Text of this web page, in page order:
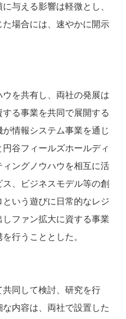
与える影響は軽微とし、
場合には、速やかに開示
を共有し、両社の発展は
る事業を共同で展開する
情報システム事業を通じ
谷フィールズホールディ
ングノウハウを相互に活
、ビジネスモデル等の創
いう遊びに日常的なレジ
ファン拡大に資する事業
行うこととした。
同して検討、研究を行
内容は、両社で設置した